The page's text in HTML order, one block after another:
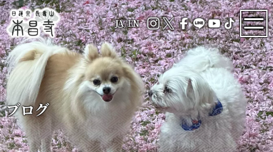
JA/EN
ブログ